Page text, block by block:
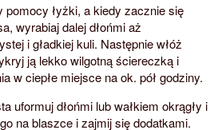
pomocy łyżki, a kiedy zacznie się
wyrabiaj dalej dłońmi aż
i gładkiej kuli. Następnie włóż
ją lekko wilgotną ściereczką i
w ciepłe miejsce na ok. pół godziny.
uformuj dłońmi lub wałkiem okrągły i
na blaszce i zajmij się dodatkami.